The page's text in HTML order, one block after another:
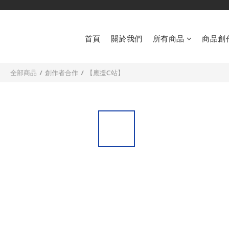
首頁 關於我們 所有商品 商品創
全部商品 / 創作者合作 / 【應援C站】